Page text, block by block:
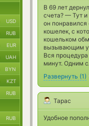
В 69 лет
счета? — Тут
он понравился
кошелек, с
кошельком
вызывающим
Вся
минут. Одним
Развернуть (1)
Тарас
Удобное
USD
RUB
EUR
UAH
BYN
KZT
RUB
RUB